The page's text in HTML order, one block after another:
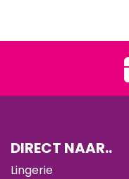
DIRECT NAAR..
Lingerie